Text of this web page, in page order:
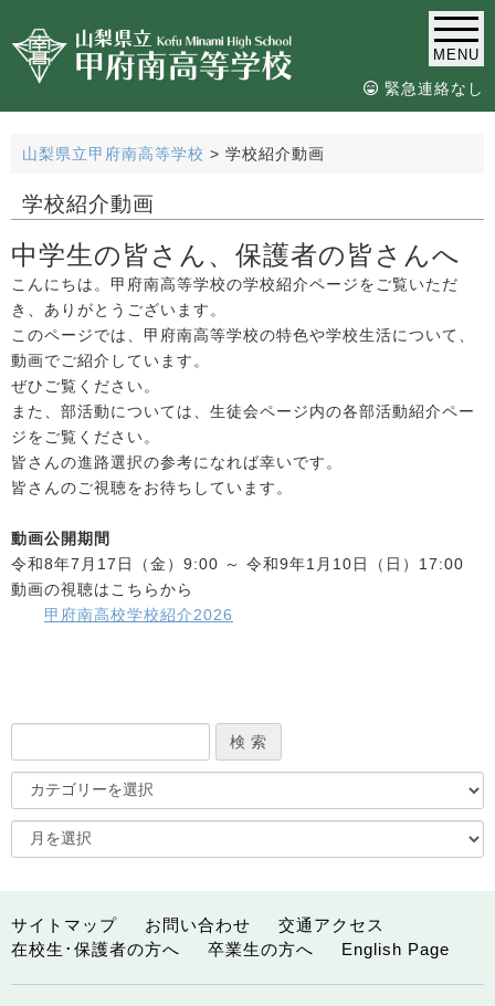
MENU
緊急連絡なし
山梨県立甲府南高等学校 > 学校紹介動画
学校紹介動画
中学生の皆さん、保護者の皆さんへ
こんにちは。甲府南高等学校の学校紹介ページをご覧いただ
き、ありがとうございます。
このページでは、甲府南高等学校の特色や学校生活について、
動画でご紹介しています。
ぜひご覧ください。
また、部活動については、生徒会ページ内の各部活動紹介ペー
ジをご覧ください。
皆さんの進路選択の参考になれば幸いです。
皆さんのご視聴をお待ちしています。
動画公開期間
令和8年7月17日（金）9:00 ～ 令和9年1月10日（日）17:00
動画の視聴はこちらから
甲府南高校学校紹介2026
サイトマップ お問い合わせ
交通アクセス
在校生･保護者の方へ
卒業生の方へ English Page